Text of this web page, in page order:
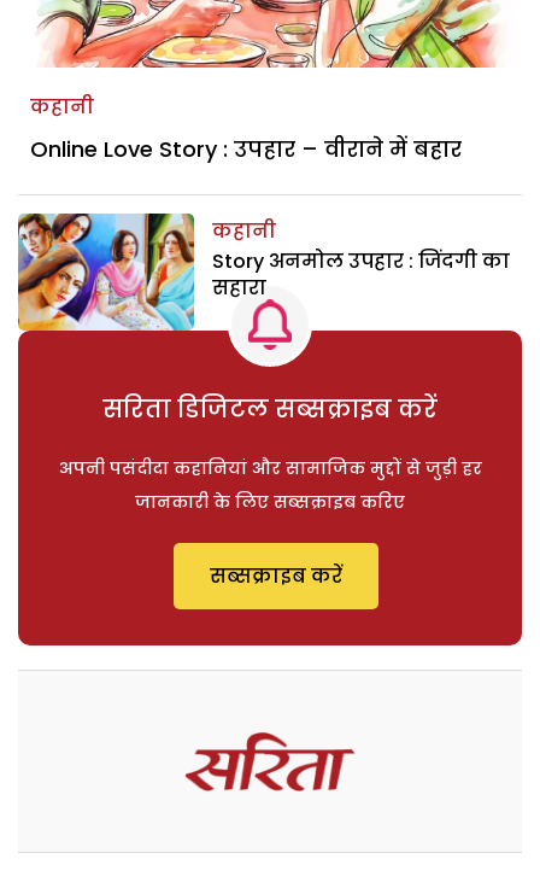
कहानी
Online Love Story : उपहार – वीराने में बहार
कहानी
Story अनमोल उपहार : जिंदगी का
सहारा
सरिता डिजिटल सब्सक्राइब करें
अपनी पसंदीदा कहानियां और सामाजिक मुद्दों से जुड़ी हर
जानकारी के लिए सब्सक्राइब करिए
सब्सक्राइब करें